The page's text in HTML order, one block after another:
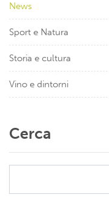
News
Sport e Natura
Storia e cultura
Vino e dintorni
Cerca